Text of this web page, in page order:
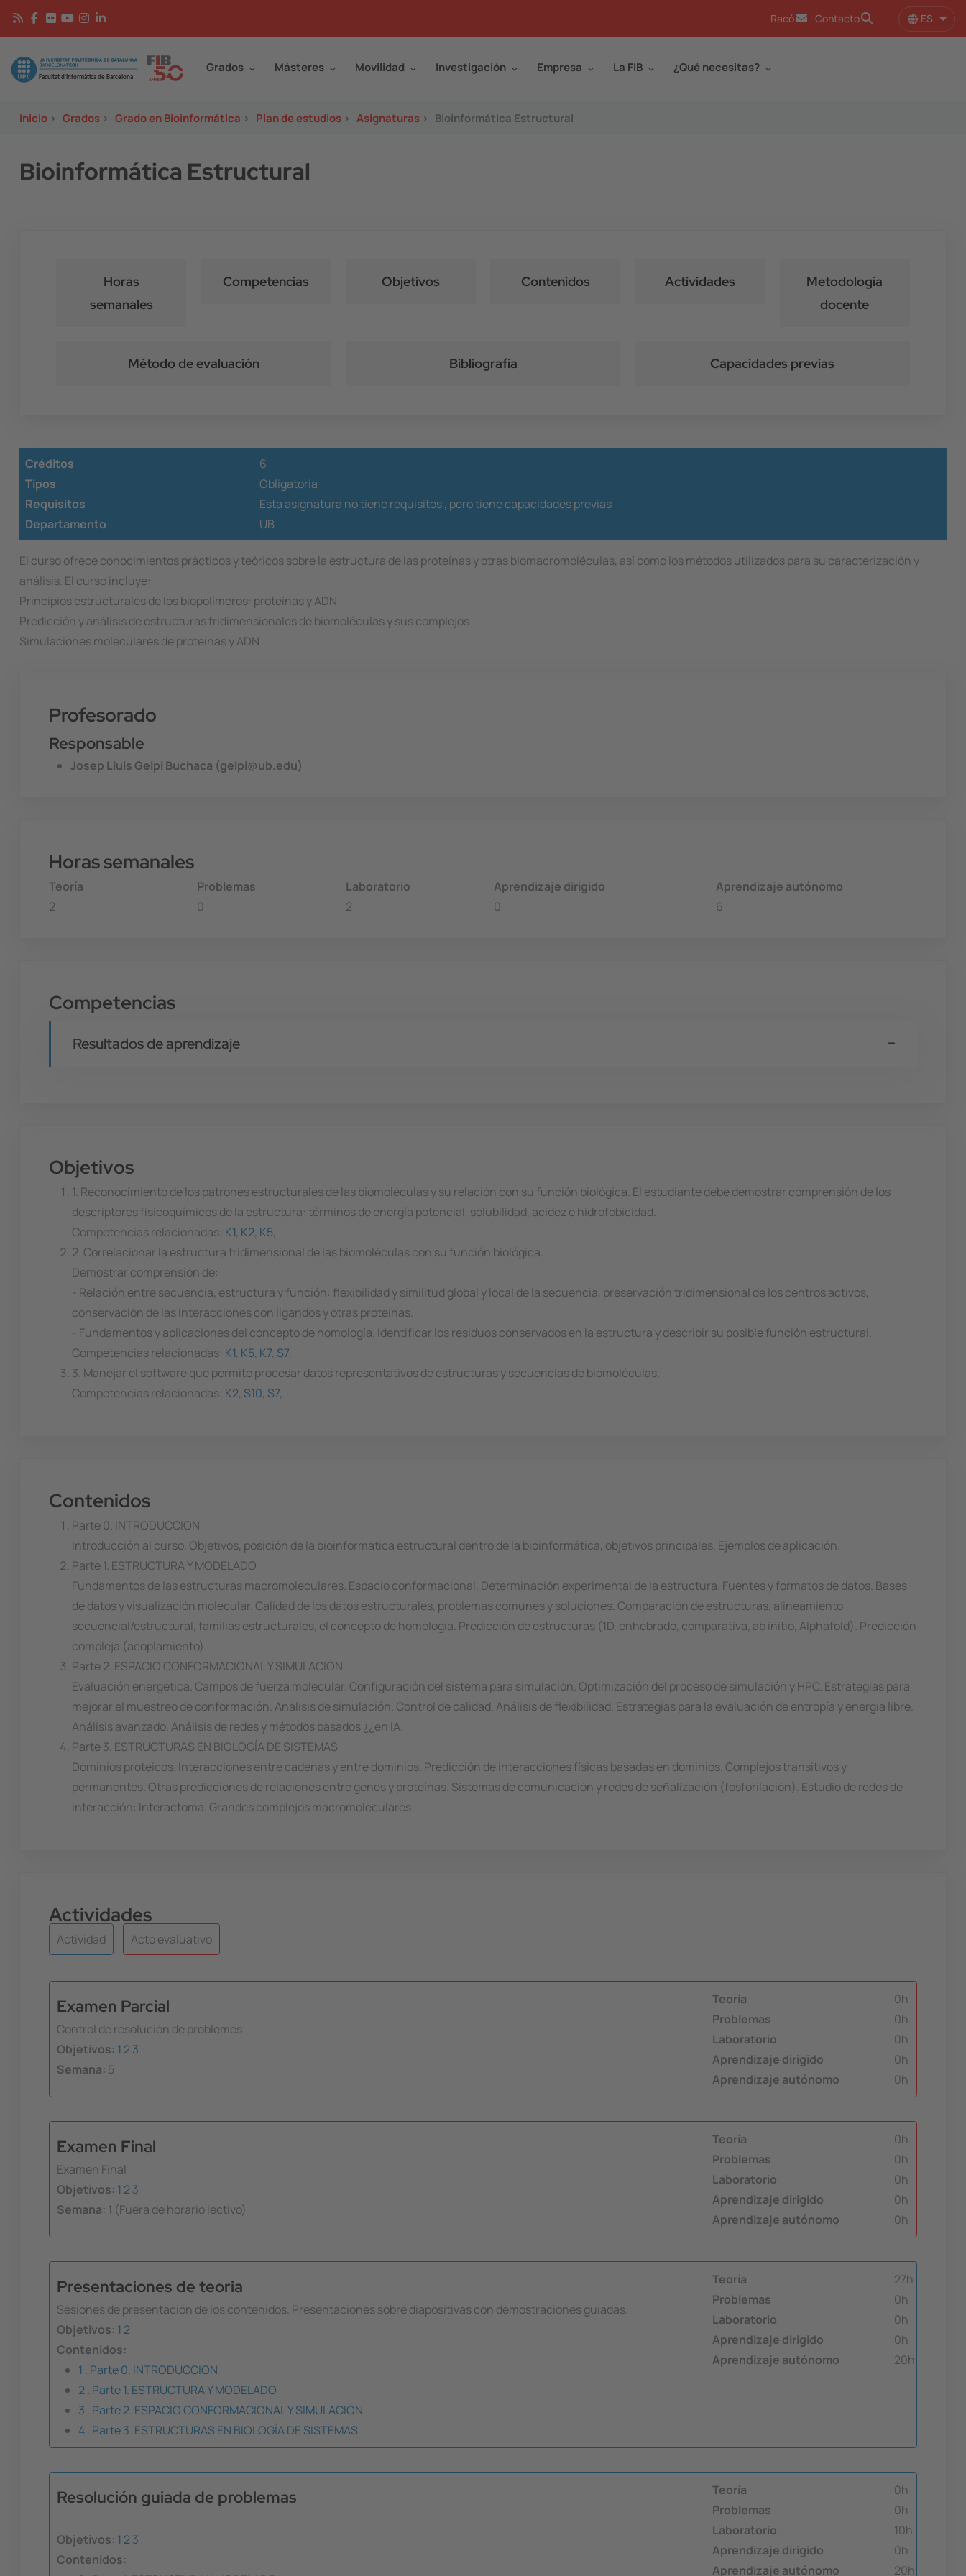
Pasar al contenido principal
Racó Contacto ES
Image Grados Másteres Movilidad Investigación Empresa La FIB ¿Qué necesitas?
Inicio > Grados > Grado en Bioinformática > Plan de estudios > Asignaturas > Bioinformática Estructural
Bioinformática Estructural
Horas
semanales
Competencias Objetivos Contenidos Actividades
Metodología
docente
Método de evaluación Bibliografía Capacidades previas
Créditos
6
Tipos
Obligatoria
Requisitos
Esta asignatura no tiene requisitos , pero tiene capacidades previas
Departamento
UB
El curso ofrece conocimientos prácticos y teóricos sobre la estructura de las proteínas y otras biomacromoléculas, así como los métodos utilizados para su caracterización y
análisis. El curso incluye:
Principios estructurales de los biopolímeros: proteínas y ADN
Predicción y análisis de estructuras tridimensionales de biomoléculas y sus complejos
Simulaciones moleculares de proteínas y ADN
Profesorado
Responsable
Josep Lluis Gelpi Buchaca (gelpi@ub.edu)
Horas semanales
Teoría
2
Problemas
0
Laboratorio
2
Aprendizaje dirigido
0
Aprendizaje autónomo
6
Competencias
Resultados de aprendizaje
Objetivos
1. Reconocimiento de los patrones estructurales de las biomoléculas y su relación con su función biológica. El estudiante debe demostrar comprensión de los
descriptores fisicoquímicos de la estructura: términos de energía potencial, solubilidad, acidez e hidrofobicidad.
Competencias relacionadas: K1, K2, K5,
2. Correlacionar la estructura tridimensional de las biomoléculas con su función biológica.
Demostrar comprensión de:
- Relación entre secuencia, estructura y función: flexibilidad y similitud global y local de la secuencia, preservación tridimensional de los centros activos,
conservación de las interacciones con ligandos y otras proteínas.
- Fundamentos y aplicaciones del concepto de homología. Identificar los residuos conservados en la estructura y describir su posible función estructural.
Competencias relacionadas: K1, K5, K7, S7,
3. Manejar el software que permite procesar datos representativos de estructuras y secuencias de biomoléculas.
Competencias relacionadas: K2, S10, S7,
Contenidos
Parte 0. INTRODUCCION
Introducción al curso. Objetivos, posición de la bioinformática estructural dentro de la bioinformática, objetivos principales. Ejemplos de aplicación.
Parte 1. ESTRUCTURA Y MODELADO
Fundamentos de las estructuras macromoleculares. Espacio conformacional. Determinación experimental de la estructura. Fuentes y formatos de datos. Bases
de datos y visualización molecular. Calidad de los datos estructurales, problemas comunes y soluciones. Comparación de estructuras, alineamiento
secuencial/estructural, familias estructurales, el concepto de homología. Predicción de estructuras (1D, enhebrado, comparativa, ab initio, Alphafold). Predicción
compleja (acoplamiento).
Parte 2. ESPACIO CONFORMACIONAL Y SIMULACIÓN
Evaluación energética. Campos de fuerza molecular. Configuración del sistema para simulación. Optimización del proceso de simulación y HPC. Estrategias para
mejorar el muestreo de conformación. Análisis de simulación. Control de calidad. Análisis de flexibilidad. Estrategias para la evaluación de entropía y energía libre.
Análisis avanzado. Análisis de redes y métodos basados ¿¿en IA.
Parte 3. ESTRUCTURAS EN BIOLOGÍA DE SISTEMAS
Dominios proteicos. Interacciones entre cadenas y entre dominios. Predicción de interacciones físicas basadas en dominios. Complejos transitivos y
permanentes. Otras predicciones de relaciones entre genes y proteínas. Sistemas de comunicación y redes de señalización (fosforilación). Estudio de redes de
interacción: Interactoma. Grandes complejos macromoleculares.
Actividades
Actividad Acto evaluativo
Examen Parcial
Control de resolución de problemes
Objetivos: 1 23
Semana: 5
Teoría
0h
Problemas
0h
Laboratorio
0h
Aprendizaje dirigido
0h
Aprendizaje autónomo
0h
Examen Final
Examen Final
Objetivos: 1 23
Semana: 1 (Fuera de horario lectivo)
Teoría
0h
Problemas
0h
Laboratorio
0h
Aprendizaje dirigido
0h
Aprendizaje autónomo
0h
Presentaciones de teoria
Sesiones de presentación de los contenidos. Presentaciones sobre diapositivas con demostraciones guiadas.
Objetivos: 1 2
Contenidos:
1 . Parte 0. INTRODUCCION
2 . Parte 1. ESTRUCTURA Y MODELADO
3 . Parte 2. ESPACIO CONFORMACIONAL Y SIMULACIÓN
4 . Parte 3. ESTRUCTURAS EN BIOLOGÍA DE SISTEMAS
Teoría
27h
Problemas
0h
Laboratorio
0h
Aprendizaje dirigido
0h
Aprendizaje autónomo
20h
Resolución guiada de problemas
Objetivos: 1 23
Contenidos:
Teoría
0h
Problemas
0h
Laboratorio
10h
Aprendizaje dirigido
0h
Aprendizaje autónomo
20h